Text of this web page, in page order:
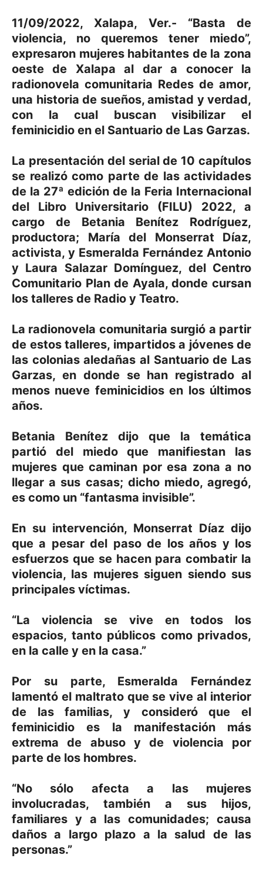
11/09/2022, Xalapa, Ver.- “Basta de
violencia, no queremos tener miedo”,
expresaron mujeres habitantes de la zona
oeste de Xalapa al dar a conocer la
radionovela comunitaria Redes de amor,
una historia de sueños, amistad y verdad,
con la cual buscan visibilizar el
feminicidio en el Santuario de Las Garzas.
La presentación del serial de 10 capítulos
se realizó como parte de las actividades
de la 27ª edición de la Feria Internacional
del Libro Universitario (FILU) 2022, a
cargo de Betania Benítez Rodríguez,
productora; María del Monserrat Díaz,
activista, y Esmeralda Fernández Antonio
y Laura Salazar Domínguez, del Centro
Comunitario Plan de Ayala, donde cursan
los talleres de Radio y Teatro.
La radionovela comunitaria surgió a partir
de estos talleres, impartidos a jóvenes de
las colonias aledañas al Santuario de Las
Garzas, en donde se han registrado al
menos nueve feminicidios en los últimos
años.
Betania Benítez dijo que la temática
partió del miedo que manifiestan las
mujeres que caminan por esa zona a no
llegar a sus casas; dicho miedo, agregó,
es como un “fantasma invisible”.
En su intervención, Monserrat Díaz dijo
que a pesar del paso de los años y los
esfuerzos que se hacen para combatir la
violencia, las mujeres siguen siendo sus
principales víctimas.
“La violencia se vive en todos los
espacios, tanto públicos como privados,
en la calle y en la casa.”
Por su parte, Esmeralda Fernández
lamentó el maltrato que se vive al interior
de las familias, y consideró que el
feminicidio es la manifestación más
extrema de abuso y de violencia por
parte de los hombres.
“No sólo afecta a las mujeres
involucradas, también a sus hijos,
familiares y a las comunidades; causa
daños a largo plazo a la salud de las
personas.”